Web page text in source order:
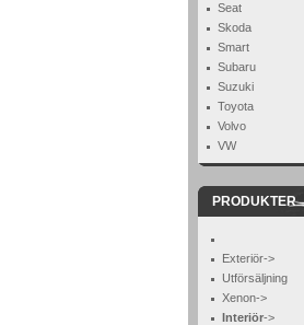
Seat
Skoda
Smart
Subaru
Suzuki
Toyota
Volvo
VW
PRODUKTER
Exteriör->
Utförsäljning
Xenon->
Interiör->